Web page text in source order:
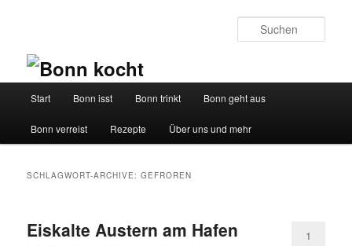
Zum
Inhalt
Zum
sekundären
Start Bonn isst Bonn trinkt Bonn geht aus
Bonn verreist Rezepte Über uns und mehr
SCHLAGWORT-ARCHIVE:GEFROREN
Eiskalte Austern am Hafen 1